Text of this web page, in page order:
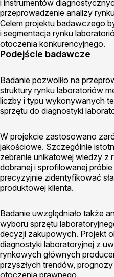
i instrumentów
przeprowadzenie analizy
Celem projektu badawczego
i segmentacja rynku
otoczenia konkurencyjnego.
Podejście badawcze
Badanie pozwoliło na
struktury rynku laboratoriów
liczby i typu wykonywanych
sprzętu do diagnostyki
W projekcie zastosowano
jakościowe. Szczególnie
zebranie unikatowej wiedzy z
dobranej i sprofilowanej
precyzyjnie zidentyfikować
produktowej klienta.
Badanie uwzględniało także
wyboru sprzętu
decyzji zakupowych. Projekt
diagnostyki laboratoryjnej z
rynkowych głównych
przyszłych trendów,
otoczenia prawnego.